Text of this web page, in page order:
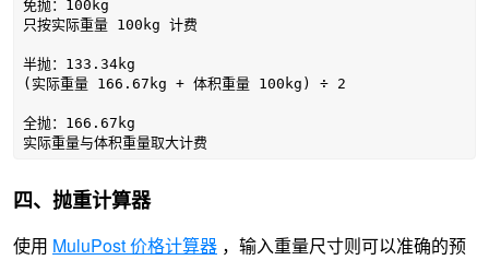
免抛：100kg
只按实际重量 100kg 计费
半抛：133.34kg
(实际重量 166.67kg + 体积重量 100kg) ÷ 2
全抛：166.67kg
实际重量与体积重量取大计费
四、抛重计算器
使用 MuluPost 价格计算器 ，输入重量尺寸则可以准确的预